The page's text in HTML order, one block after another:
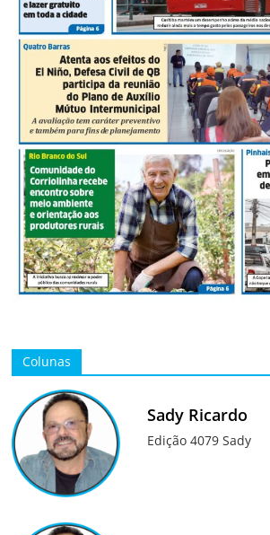
Colunas
Sady Ricardo
Edição 4079 Sady